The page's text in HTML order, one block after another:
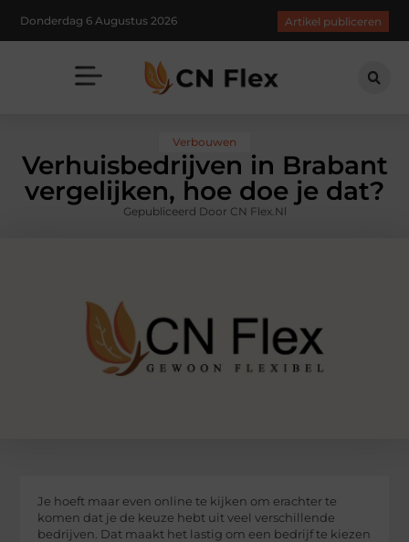
Donderdag 6 Augustus 2026 Artikel publiceren
Verbouwen
Verhuisbedrijven in Brabant
vergelijken, hoe doe je dat?
Gepubliceerd Door CN Flex.nl
Je hoeft maar even online te kijken om erachter te
komen dat je de keuze hebt uit veel verschillende
bedrijven. Dat maakt het lastig om een bedrijf te kiezen